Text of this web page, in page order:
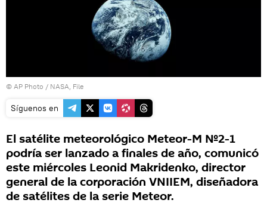
© AP Photo / NASA, File
Síguenos en
El satélite meteorológico Meteor-M №2-1
podría ser lanzado a finales de año, comunicó
este miércoles Leonid Makridenko, director
general de la corporación VNIIEM, diseñadora
de satélites de la serie Meteor.